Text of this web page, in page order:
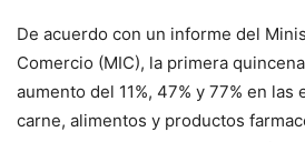
De acuerdo con un informe del
Comercio (MIC), la primera
aumento del 11%, 47% y 77% en
carne, alimentos y productos